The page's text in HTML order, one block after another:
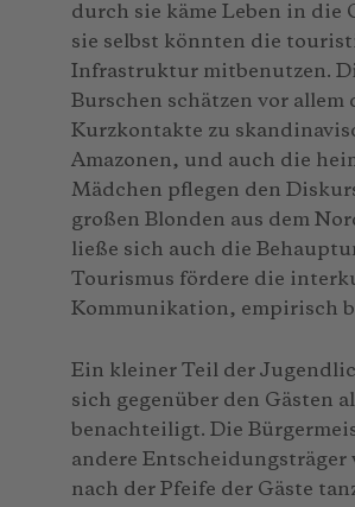
durch sie käme Leben in die
sie selbst könnten die
Infrastruktur mitbenutzen.
Burschen schätzen vor allem
Kurzkontakte zu
Amazonen, und auch die
Mädchen pflegen den
großen Blonden aus dem
ließe sich auch die
Tourismus fördere die
Kommunikation, empirisch
Ein kleiner Teil der
sich gegenüber den Gästen
benachteiligt. Die
andere Entscheidungsträger
nach der Pfeife der Gäste